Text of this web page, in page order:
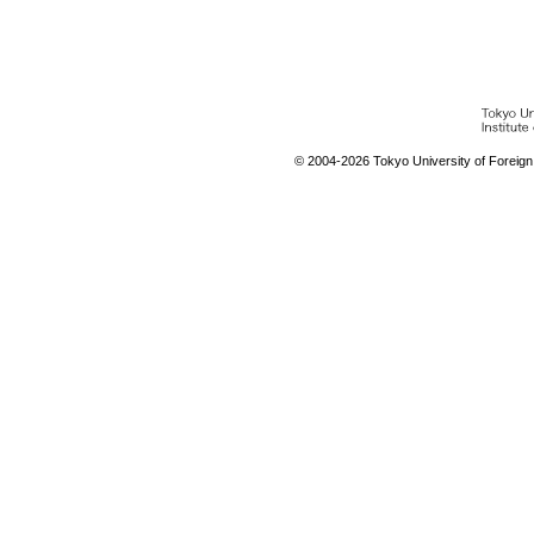
© 2004-2026 Tokyo University of